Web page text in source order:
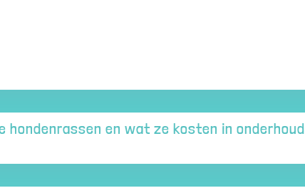
hondenrassen en wat ze kosten in onderhoud